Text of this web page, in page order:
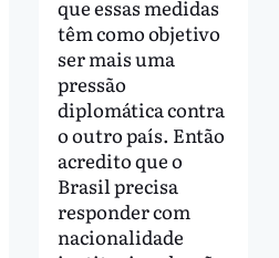
que essas medidas
têm como objetivo
ser mais uma
pressão
diplomática contra
o outro país. Então
acredito que o
Brasil precisa
responder com
nacionalidade